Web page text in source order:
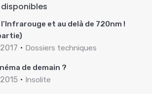
et au delà de 720nm !
Dossiers techniques
de demain ?
Insolite